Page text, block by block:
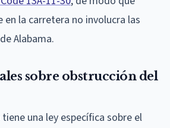
en la carretera no involucra las
Alabama.
sobre obstrucción del
una ley específica sobre el